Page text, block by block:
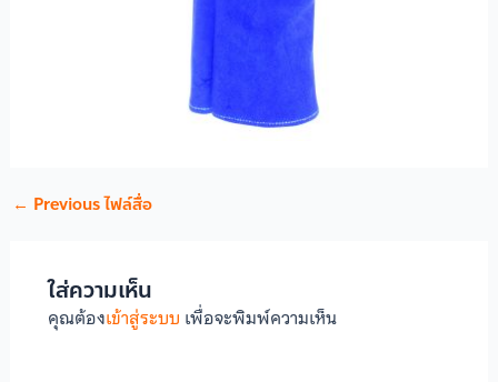
← Previous ไฟล์สื่อ
ใส่ความเห็น
คุณต้องเข้าสู่ระบบ เพื่อจะพิมพ์ความเห็น